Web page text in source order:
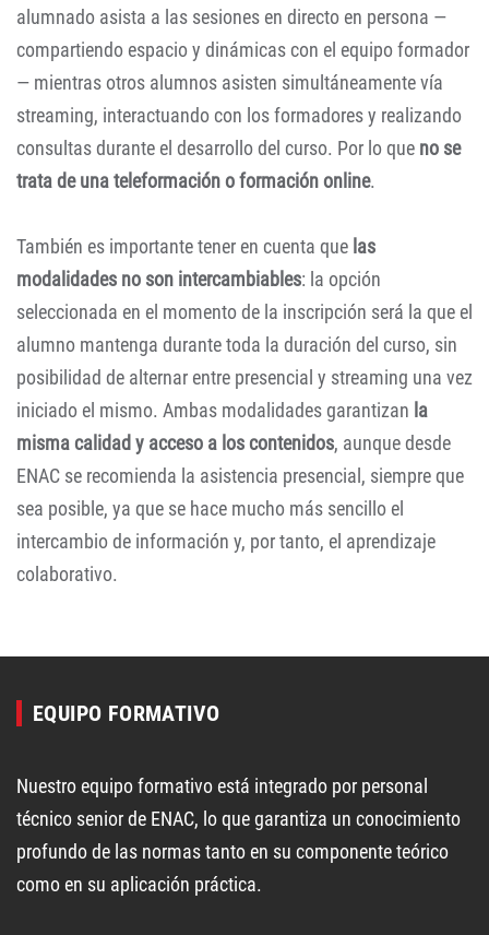
alumnado asista a las sesiones en directo en persona —
compartiendo espacio y dinámicas con el equipo formador
— mientras otros alumnos asisten simultáneamente vía
streaming, interactuando con los formadores y realizando
consultas durante el desarrollo del curso. Por lo que no se
trata de una teleformación o formación online.
También es importante tener en cuenta que las
modalidades no son intercambiables: la opción
seleccionada en el momento de la inscripción será la que el
alumno mantenga durante toda la duración del curso, sin
posibilidad de alternar entre presencial y streaming una vez
iniciado el mismo. Ambas modalidades garantizan la
misma calidad y acceso a los contenidos, aunque desde
ENAC se recomienda la asistencia presencial, siempre que
sea posible, ya que se hace mucho más sencillo el
intercambio de información y, por tanto, el aprendizaje
colaborativo.
EQUIPO FORMATIVO
Nuestro equipo formativo está integrado por personal
técnico senior de ENAC, lo que garantiza un conocimiento
profundo de las normas tanto en su componente teórico
como en su aplicación práctica.